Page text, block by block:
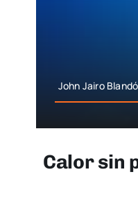
John Jairo
Calor sin